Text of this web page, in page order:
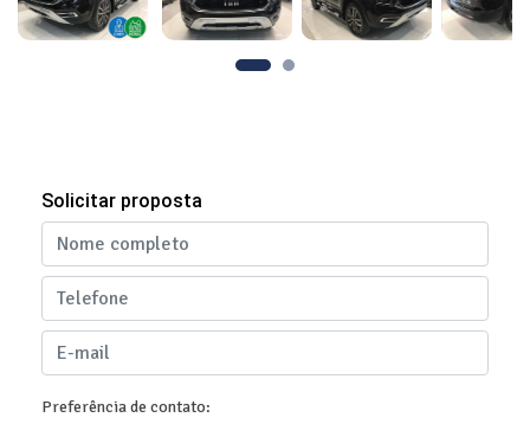
Solicitar proposta
Preferência de contato: